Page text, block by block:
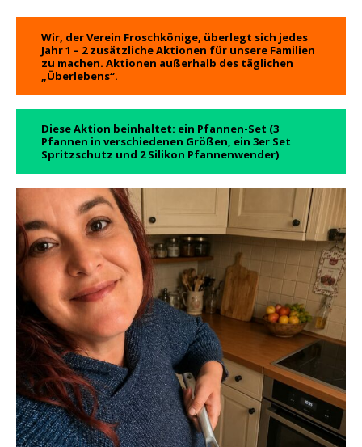
Wir, der Verein Froschkönige, überlegt sich jedes
Jahr 1 – 2 zusätzliche Aktionen für unsere Familien
zu machen. Aktionen außerhalb des täglichen
„Überlebens“.
Diese Aktion beinhaltet: ein Pfannen-Set (3
Pfannen in verschiedenen Größen, ein 3er Set
Spritzschutz und 2 Silikon Pfannenwender)